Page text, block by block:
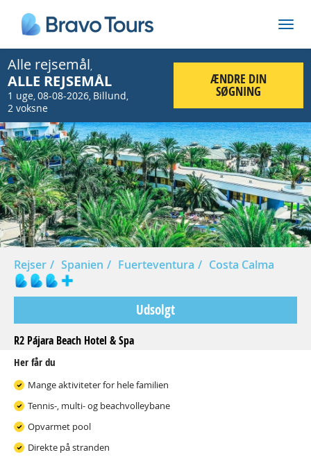
Alle rejsemål,
ALLE REJSEMÅL
1 uge,08-08-2026, Billund,
2 voksne
ÆNDRE DIN
SØGNING
Prev
Rejser Spanien Fuerteventura Costa Calma
Udsolgt
R2 Pájara Beach Hotel & Spa
Her får du
Mange aktiviteter for hele familien
Tennis-, multi- og beachvolleybane
Opvarmet pool
Direkte på stranden